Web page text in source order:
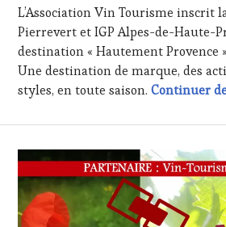
WINE
TASTING,
MÉDIAS,
PRESSE
ÉCRITE,
RADIO,
WEB,
PARTENAIRES
VIN
TOURISME,
PRODUCTEURS
TERROIR
2021
L’Association Vin Tourisme inscrit
Pierrevert et IGP Alpes-de-Haute-
destination « Hautement Provence
Une destination de marque, des
styles, en toute saison.Continuer